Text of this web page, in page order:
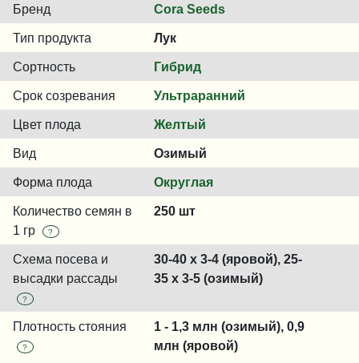
Бренд Cora Seeds
Тип продукта Лук
Сортность Гибрид
Срок созревания Ультраранний
Цвет плода Желтый
Вид Озимый
Форма плода Округлая
Количество семян в
1 гр
?
250 шт
Схема посева и
высадки рассады
?
30-40 x 3-4 (яровой), 25-
35 x 3-5 (озимый)
Плотность стояния
?
1 - 1,3 млн (озимый), 0,9
млн (яровой)